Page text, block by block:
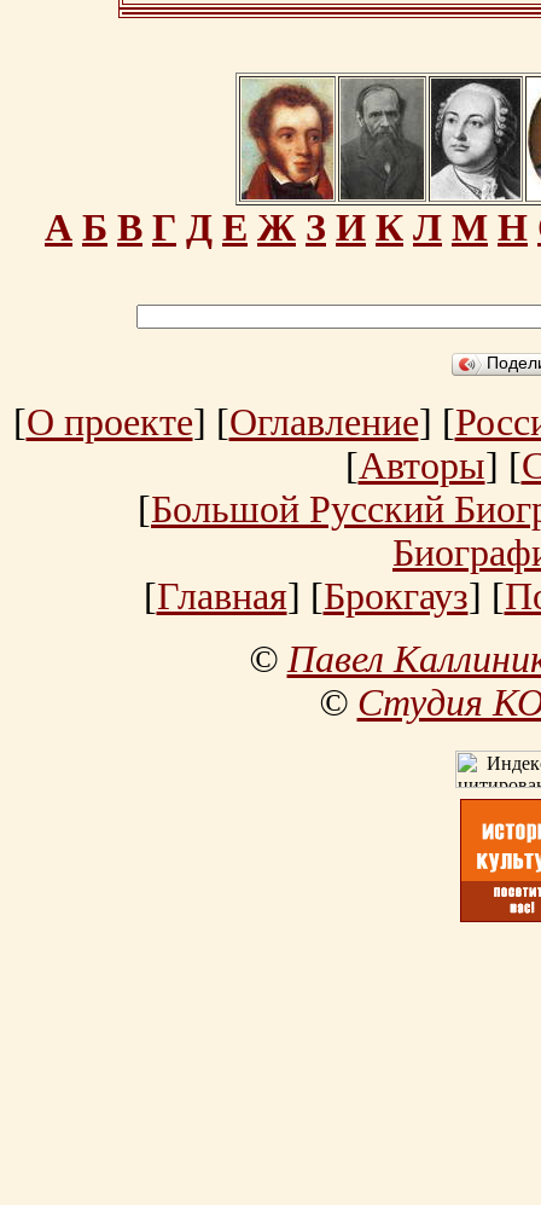
А Б В Г Д Е Ж З И К Л М Н
[О проекте] [Оглавление] [
[Авторы] [
[Большой Русский
[Главная] [Брокгауз] [
©Павел
© Студия